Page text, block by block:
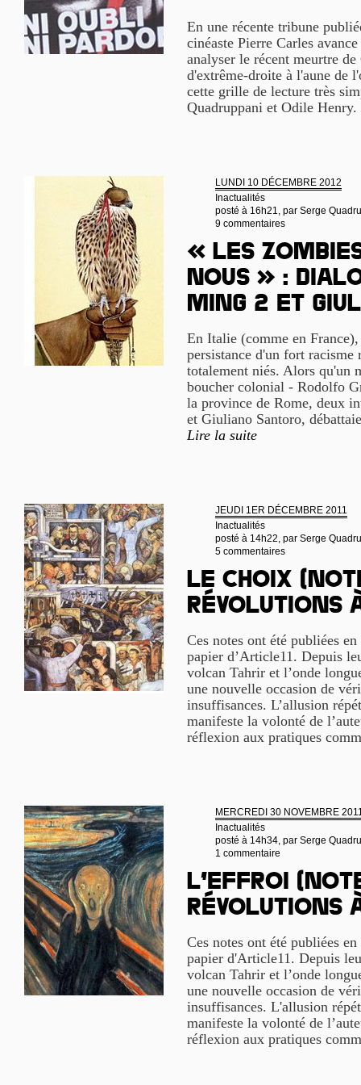
En une récente tribune
cinéaste Pierre Carles
analyser le récent meurtre
d'extrême-droite à l'aune de
cette grille de lecture très
Quadruppani et Odile Henry.
LUNDI 10 DÉCEMBRE 2012
Inactualités
posté à 16h21, par Serge
9 commentaires
« Les
nous » :
Ming 2 et
En Italie (comme en
persistance d'un fort racisme
totalement niés. Alors qu'un
boucher colonial - Rodolfo
la province de Rome, deux
et Giuliano Santoro,
Lire la suite
JEUDI 1ER DÉCEMBRE 2011
Inactualités
posté à 14h22, par Serge
5 commentaires
Le Choix
révolutions
Ces notes ont été publiées
papier d’Article11. Depuis
volcan Tahrir et l’onde
une nouvelle occasion de
insuffisances. L’allusion
manifeste la volonté de
réflexion aux pratiques
MERCREDI 30 NOVEMBRE
Inactualités
posté à 14h34, par Serge
1 commentaire
L’effroi
révolutions
Ces notes ont été publiées
papier d'Article11. Depuis
volcan Tahrir et l’onde
une nouvelle occasion de
insuffisances. L'allusion
manifeste la volonté de
réflexion aux pratiques